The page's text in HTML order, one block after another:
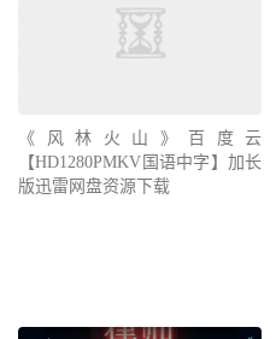
《风林火山》百度云
【HD1280PMKV国语中字】加长
版迅雷网盘资源下载